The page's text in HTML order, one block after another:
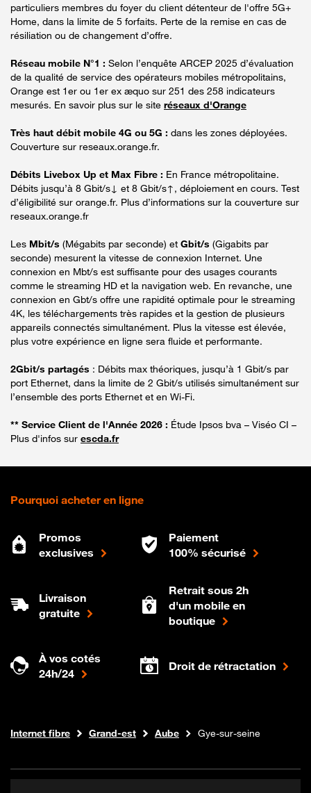
particuliers membres du foyer du client détenteur de l'offre 5G+
Home, dans la limite de 5 forfaits. Perte de la remise en cas de
résiliation ou de changement d’offre.
Réseau mobile N°1 : Selon l’enquête ARCEP 2025 d’évaluation
de la qualité de service des opérateurs mobiles métropolitains,
Orange est 1er ou 1er ex æquo sur 251 des 258 indicateurs
mesurés. En savoir plus sur le site réseaux d'Orange
Très haut débit mobile 4G ou 5G : dans les zones déployées.
Couverture sur reseaux.orange.fr.
Débits Livebox Up et Max Fibre : En France métropolitaine.
Débits jusqu’à 8 Gbit/s↓ et 8 Gbit/s↑, déploiement en cours. Test
d’éligibilité sur orange.fr. Plus d’informations sur la couverture sur
reseaux.orange.fr
Les Mbit/s (Mégabits par seconde) et Gbit/s (Gigabits par
seconde) mesurent la vitesse de connexion Internet. Une
connexion en Mbt/s est suffisante pour des usages courants
comme le streaming HD et la navigation web. En revanche, une
connexion en Gbt/s offre une rapidité optimale pour le streaming
4K, les téléchargements très rapides et la gestion de plusieurs
appareils connectés simultanément. Plus la vitesse est élevée,
plus votre expérience en ligne sera fluide et performante.
2Gbit/s partagés : Débits max théoriques, jusqu’à 1 Gbit/s par
port Ethernet, dans la limite de 2 Gbit/s utilisés simultanément sur
l’ensemble des ports Ethernet et en Wi-Fi.
** Service Client de l'Année 2026 : Étude Ipsos bva – Viséo CI –
Plus d'infos sur escda.fr
Pourquoi acheter en ligne
Promos
exclusives
Paiement
100% sécurisé
Livraison
gratuite
Retrait sous 2h
d'un mobile en
boutique
À vos cotés
24h/24
Droit de rétractation
Boutique Orange
Internet fibre Grand-est Aube Gye-sur-seine